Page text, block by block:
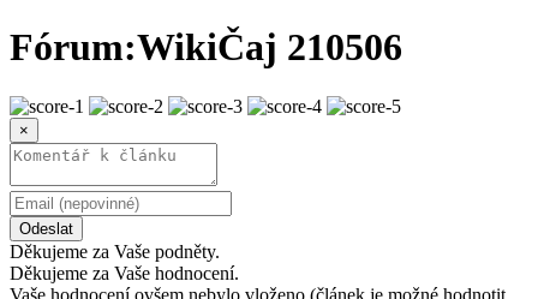
Fórum:WikiČaj 210506
×
Odeslat
Děkujeme za Vaše podněty.
Děkujeme za Vaše hodnocení.
Vaše hodnocení ovšem nebylo vloženo (článek je možné hodnotit